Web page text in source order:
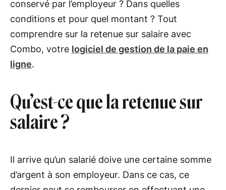
conservé par l’employeur ? Dans quelles
conditions et pour quel montant ? Tout
comprendre sur la retenue sur salaire avec
Combo, votre logiciel de gestion de la paie en
ligne.
Qu’est-ce que la retenue sur
salaire ?
Il arrive qu’un salarié doive une certaine somme
d’argent à son employeur. Dans ce cas, ce